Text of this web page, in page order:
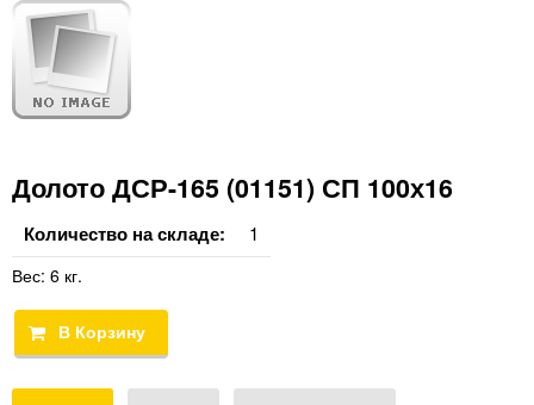
Долото ДСР-165 (01151) СП 100х16
Количество на складе: 1
Вес: 6 кг.